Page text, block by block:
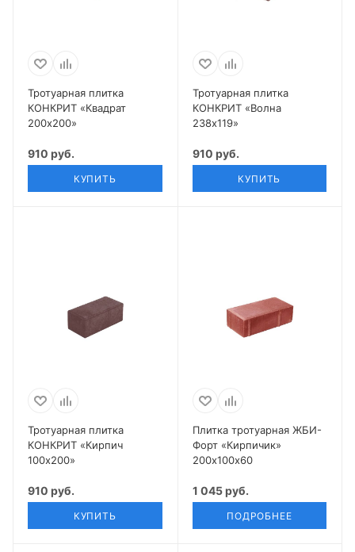
Тротуарная плитка
КОНКРИТ «Квадрат
200х200»
910 руб.
КУПИТЬ
Тротуарная плитка
КОНКРИТ «Волна
238х119»
910 руб.
КУПИТЬ
Тротуарная плитка
КОНКРИТ «Кирпич
100х200»
910 руб.
КУПИТЬ
Плитка тротуарная ЖБИ-
Форт «Кирпичик»
200х100х60
1 045 руб.
ПОДРОБНЕЕ